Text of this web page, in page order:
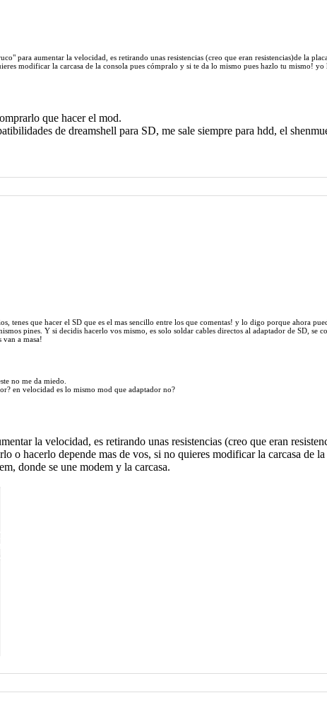
para aumentar la velocidad, es retirando unas resistencias (creo que eran resistencias)de la
modificar la carcasa de la consola pues cómpralo y si te da lo mismo pues hazlo tu mismo!
que hacer el mod.
de dreamshell para SD, me sale siempre para hdd, el
tenes que hacer el SD que es el mas sencillo entre los que comentas! y lo digo porque ahora
pines. Y si decidis hacerlo vos mismo, es solo soldar cables directos al adaptador de SD,
a masa!
no me da miedo.
en velocidad es lo mismo mod que adaptador no?
la velocidad, es retirando unas resistencias (creo que eran
o hacerlo depende mas de vos, si no quieres modificar la carcasa
donde se une modem y la carcasa.